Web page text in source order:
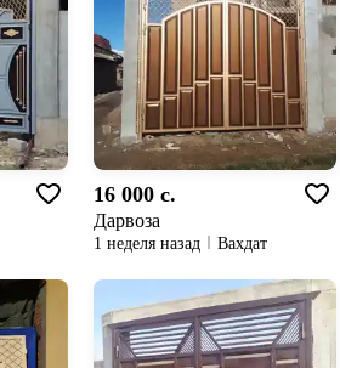
16 000 c.
Дарвоза
1 неделя назад Вахдат